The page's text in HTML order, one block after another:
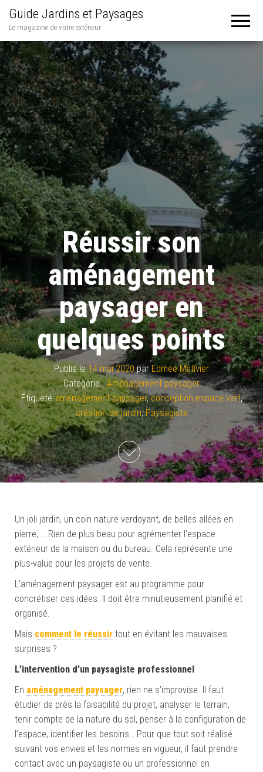
Guide Jardins et Paysages
Le magazine de votre extérieur
Réussir son
aménagement
paysager en
quelques points
Publié le14 mai 2020par Edmee Metivier
Catégorie : Aménagement paysager
Étiqueté aménagement paysager,conception espace vert,
création de jardin,Paysagiste
Un joli jardin, un coin nature verdoyant, de belles allées en
pierre, … Rien de plus beau pour agrémenter l’espace
extérieur de la maison ou du bureau. Cela représente une
plus-value pour les projets de vente.
L’aménagement paysager est au programme pour
concrétiser ces idées. Il doit être minutieusement planifié et
organisé.
Mais comment le réussir tout en évitant les mauvaises
surprises ?
L’intervention d’un paysagiste professionnel
En aménagement paysager, rien ne s’improvise. Il faut
étudier de près la faisabilité du projet, analyser le terrain,
tenir compte de la nature du sol, penser à la configuration de
l’espace, identifier les besoins… Pour que tout soit réalisé
suivant vos envies et les normes en vigueur, il faut prendre
contact avec un paysagiste ou un professionnel en